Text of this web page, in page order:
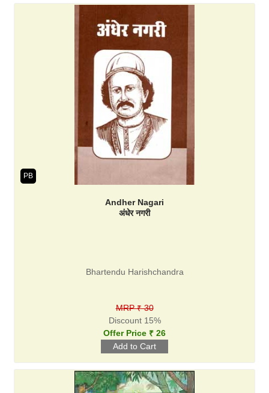
PB
Andher Nagari
अंधेर नगरी
Bhartendu Harishchandra
MRP ₹ 30
Discount 15%
Offer Price ₹ 26